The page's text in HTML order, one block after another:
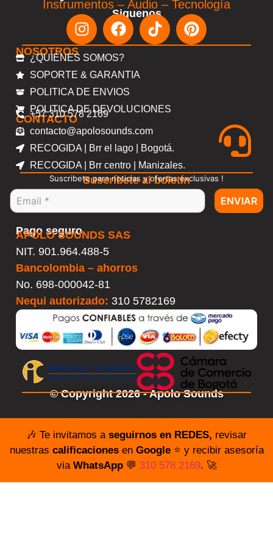
Instrumentos – Audio – Tecnología
Siguenos
NOSOTROS
¿QUIENES SOMOS?
SOPORTE & GARANTIA
POLITICA DE ENVIOS
POLITICA DE DEVOLUCIONES
CONTACTO
+57 310 578 2169
contacto@apolosounds.com
RECOGIDA | Brr el lago | Bogotá.
RECOGIDA | Brr centro | Manizales.
Suscríbete al boletín
Suscribete para noticias y ofertas exclusivas !
ENVIAR
Pago seguro
APOLO SOUNDS SAS
NIT. 901.964.488-5
Bancolombia – ahorros
No. 698-000042-81
Nequi autorizado: 310 5782169
© Copyright 2026 - Apolo Sounds
🎶 Te invitamos a seguirnos en REDES, revisar
nuestras calificacionesen Google⭐️ y recibir asesoría
via WhatsApp💬 310 578 2169. 🚀